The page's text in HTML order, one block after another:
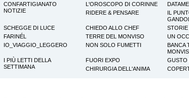
CONFARTIGIANATO
NOTIZIE
L'OROSCOPO DI CORINNE
RIDERE & PENSARE
IL
SCHEGGE DI LUCE
CHIEDO ALLO CHEF
FARINÉL
TERRE DEL MONVISO
UN
IO_VIAGGIO_LEGGERO
NON SOLO FUMETTI
BANCA
I PIÙ LETTI DELLA
SETTIMANA
FUORI EXPO
GUSTO
CHIRURGIA DELL'ANIMA